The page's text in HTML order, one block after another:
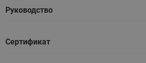
Руководство
Сертификат